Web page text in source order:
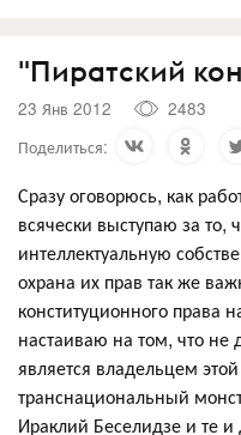
"Пиратский
23 Янв 2012
2483
Поделиться:
Сразу оговорюсь, как
всячески выступаю за то,
интеллектуальную
охрана их прав так же
конституционного права
настаиваю на том, что не
является владельцем
транснациональный
Ираклий Беселидзе и те